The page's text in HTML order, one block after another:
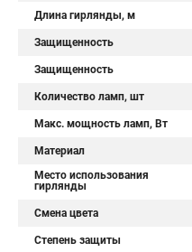
Длина гирлянды, м
Защищенность
Защищенность
Количество ламп, шт
Макс. мощность ламп, Вт
Материал
Место использования
гирлянды
Смена цвета
Степень защиты